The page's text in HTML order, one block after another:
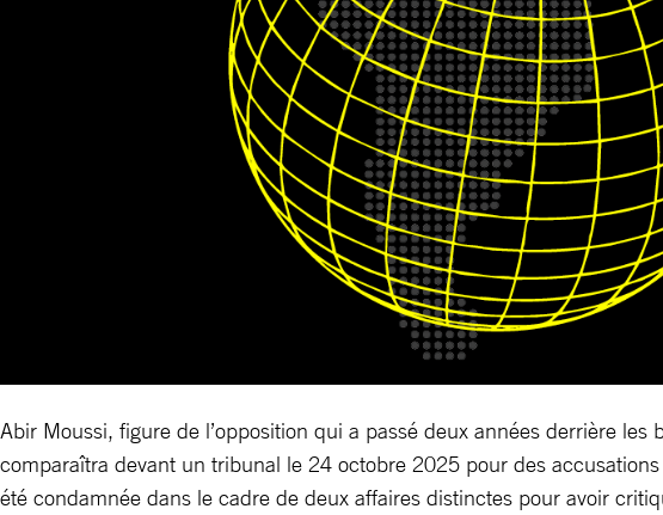
Abir Moussi, figure de l’opposition qui a passé deux années derrière
comparaîtra devant un tribunal le 24 octobre 2025 pour des
été condamnée dans le cadre de deux affaires distinctes pour avoir